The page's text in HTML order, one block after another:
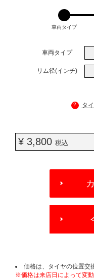
車両タイプ
車両タイプ
リム径(インチ)
? タ
¥ 3,800 税込
OPTIONS
価格は、タイヤの位置交
※価格は来店日によって変